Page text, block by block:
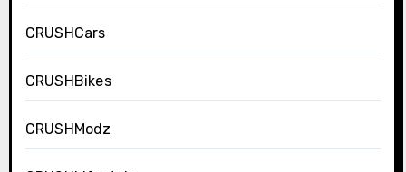
CRUSHCars
CRUSHBikes
CRUSHModz